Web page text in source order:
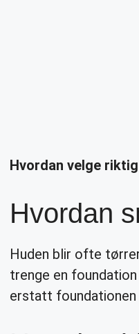
Hvordan velge
Hvordan
Huden blir ofte
trenge en
erstatt foundationen